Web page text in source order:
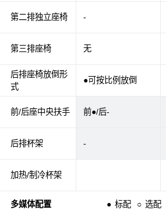
第二排独立座椅
第三排座椅
后排座椅放倒形
式
前/后座中央扶手
后排杯架
加热/制冷杯架
多媒体配置 ● 标配 ○ 选配
-
无
●可按比例放倒
前●/后-
-